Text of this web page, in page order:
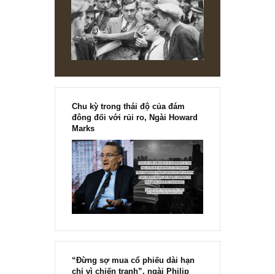
Chu kỳ trong thái độ của đám
đông đối với rủi ro, Ngài Howard
Marks